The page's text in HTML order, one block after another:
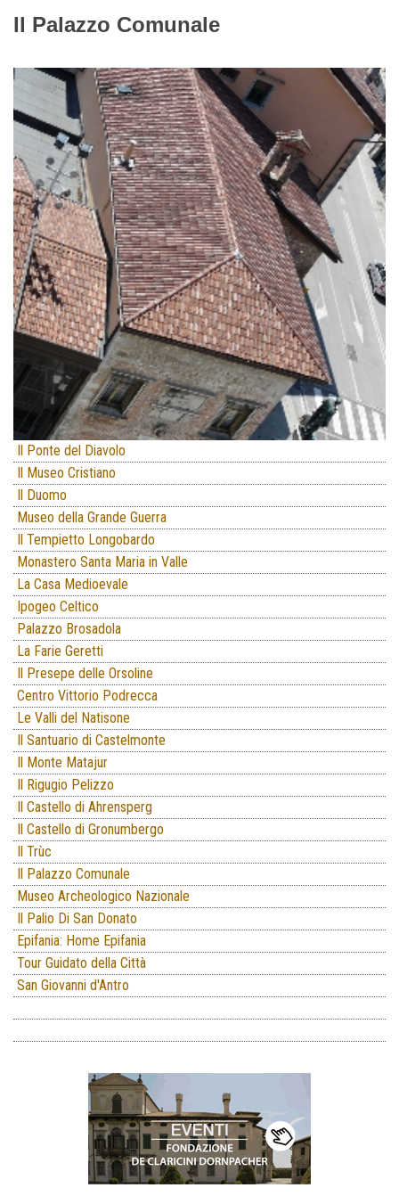
Il Palazzo Comunale
Il Ponte del Diavolo
Il Museo Cristiano
Il Duomo
Museo della Grande Guerra
Il Tempietto Longobardo
Monastero Santa Maria in Valle
La Casa Medioevale
Ipogeo Celtico
Palazzo Brosadola
La Farie Geretti
Il Presepe delle Orsoline
Centro Vittorio Podrecca
Le Valli del Natisone
Il Santuario di Castelmonte
Il Monte Matajur
Il Rigugio Pelizzo
Il Castello di Ahrensperg
Il Castello di Gronumbergo
Il Trùc
Il Palazzo Comunale
Museo Archeologico Nazionale
Il Palio Di San Donato
Epifania: Home Epifania
Tour Guidato della Città
San Giovanni d'Antro